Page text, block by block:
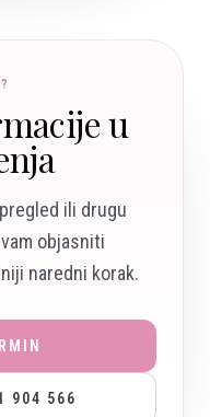
u
ili drugu
objasniti
naredni korak.
904 566